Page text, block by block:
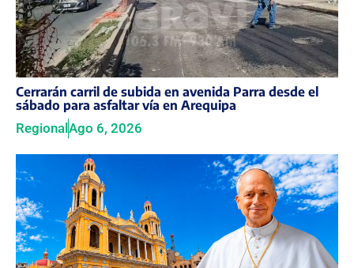
Cerrarán carril de subida en avenida Parra desde el
sábado para asfaltar vía en Arequipa
RegionalAgo 6, 2026